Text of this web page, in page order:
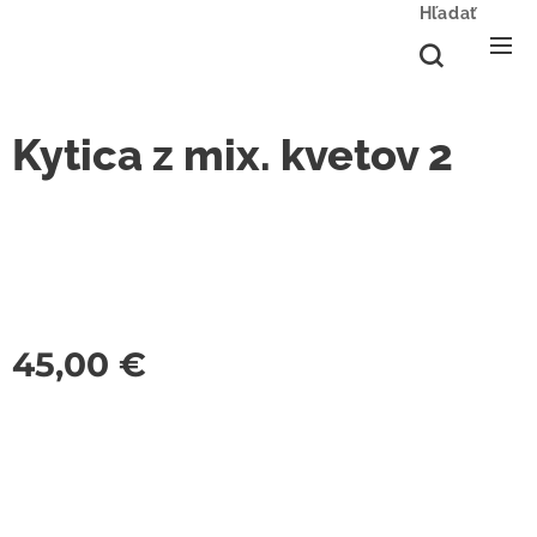
Hľadať
Kytica z mix. kvetov 2
45,00 €